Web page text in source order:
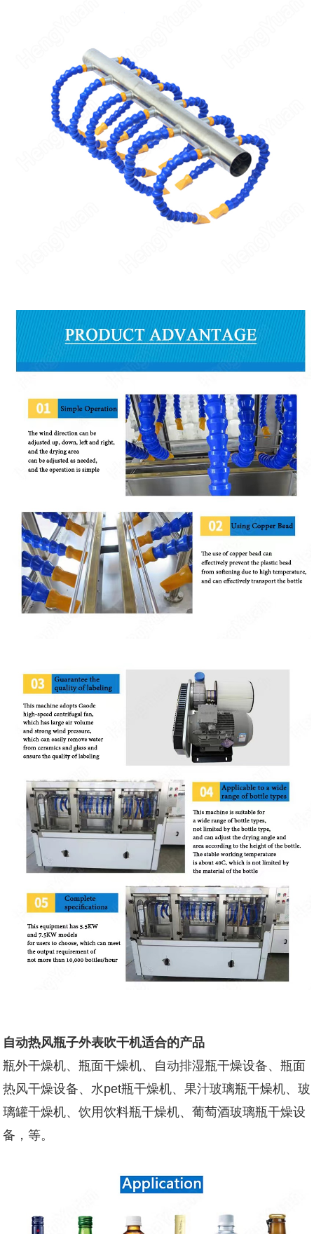
自动热风瓶子外表吹干机适合的产品
瓶外干燥机、瓶面干燥机、自动排湿瓶干燥设备、瓶面
热风干燥设备、水pet瓶干燥机、果汁玻璃瓶干燥机、玻
璃罐干燥机、饮用饮料瓶干燥机、葡萄酒玻璃瓶干燥设
备，等。